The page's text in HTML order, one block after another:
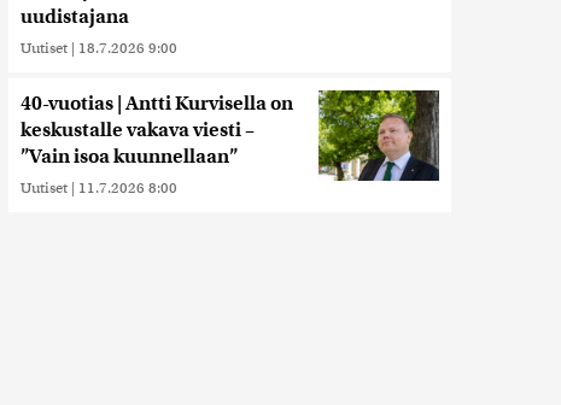
uudistajana
Uutiset | 18.7.2026 9:00
40-vuotias | Antti Kurvisella on
keskustalle vakava viesti –
”Vain isoa kuunnellaan”
Uutiset | 11.7.2026 8:00